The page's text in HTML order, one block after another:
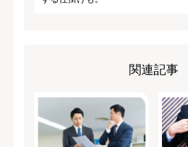
関連記事